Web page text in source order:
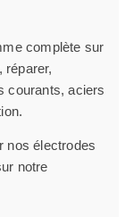
complète sur
réparer,
courants, aciers
nos électrodes
notre